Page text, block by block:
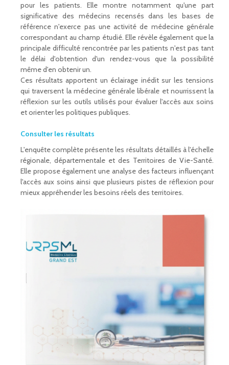
pour les patients. Elle montre notamment qu'une part
significative des médecins recensés dans les bases de
référence n'exerce pas une activité de médecine générale
correspondant au champ étudié. Elle révèle également que la
principale difficulté rencontrée par les patients n'est pas tant
le délai d'obtention d'un rendez-vous que la possibilité
même d'en obtenir un.
Ces résultats apportent un éclairage inédit sur les tensions
qui traversent la médecine générale libérale et nourrissent la
réflexion sur les outils utilisés pour évaluer l'accès aux soins
et orienter les politiques publiques.
Consulter les résultats
L'enquête complète présente les résultats détaillés à l'échelle
régionale, départementale et des Territoires de Vie-Santé.
Elle propose également une analyse des facteurs influençant
l'accès aux soins ainsi que plusieurs pistes de réflexion pour
mieux appréhender les besoins réels des territoires.